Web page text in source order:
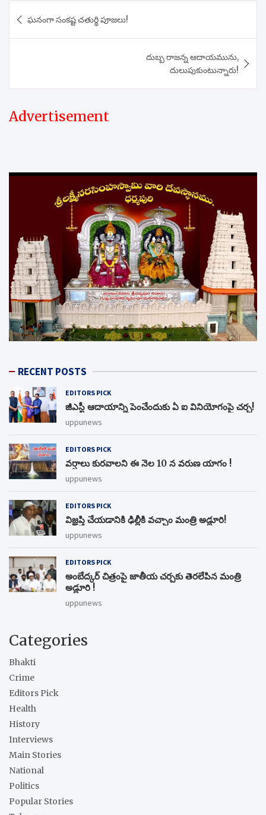
navigation
ఘనంగా సంకష్ట చతుర్థి పూజలు!
దుబ్బ రాజన్న ఆదాయమును,
దులుపుకుంటున్నారు!
Advertisement
RECENT POSTS
EDITORS PICK
జీఎస్టీ ఆదాయాన్ని పెంచేందుకు ఏ ఐ వినియోగంపై చర్చ!
uppunews
EDITORS PICK
వర్షాలు కురవాలని ఈ నెల 10 న వరుణ యాగం !
uppunews
EDITORS PICK
విజ్ఞప్తి చేయడానికి ఢిల్లీకి వచ్చాం మంత్రి అడ్లూరి!
uppunews
EDITORS PICK
అంబేద్కర్ చిత్రంపై జాతీయ చర్చకు తెరలేపిన మంత్రి
అడ్లూరి !
uppunews
Categories
Bhakti
Crime
Editors Pick
Health
History
Interviews
Main Stories
National
Politics
Popular Stories